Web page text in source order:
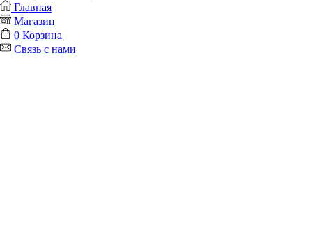
Главная
Магазин
0 Корзина
Связь с нами